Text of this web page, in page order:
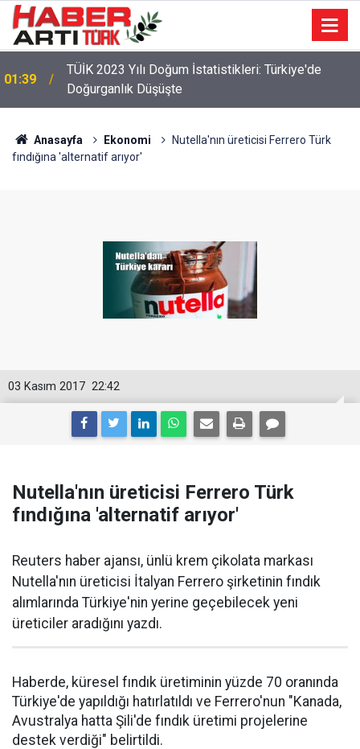
01:39
TÜİK 2023 Yılı Doğum İstatistikleri: Türkiye'de
Doğurganlık Düşüşte
Anasayfa Ekonomi
Nutella'nın üreticisi Ferrero Türk
fındığına 'alternatif arıyor'
22:42
03 Kasım 2017
Nutella'nın üreticisi Ferrero Türk
fındığına 'alternatif arıyor'
Reuters haber ajansı, ünlü krem çikolata markası
Nutella'nın üreticisi İtalyan Ferrero şirketinin fındık
alımlarında Türkiye'nin yerine geçebilecek yeni
üreticiler aradığını yazdı.
Haberde, küresel fındık üretiminin yüzde 70 oranında
Türkiye'de yapıldığı hatırlatıldı ve Ferrero'nun "Kanada,
Avustralya hatta Şili'de fındık üretimi projelerine
destek verdiği" belirtildi.